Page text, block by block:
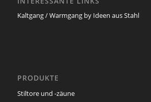
Kaltgang / Warmgang by Ideen aus Stahl
PRODUKTE
Stiltore und -zäune